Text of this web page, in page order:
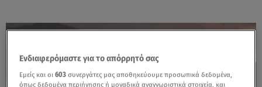
Ενδιαφερόμαστε για το απόρρητό σας
Εμείς και οι603 συνεργάτες μας αποθηκεύουμε προσωπικά δεδομένα,
όπως δεδομένα περιήγησης ή μοναδικά αναγνωριστικά στοιχεία, και